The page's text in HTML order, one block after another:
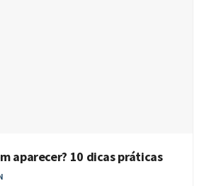
aparecer? 10 dicas práticas